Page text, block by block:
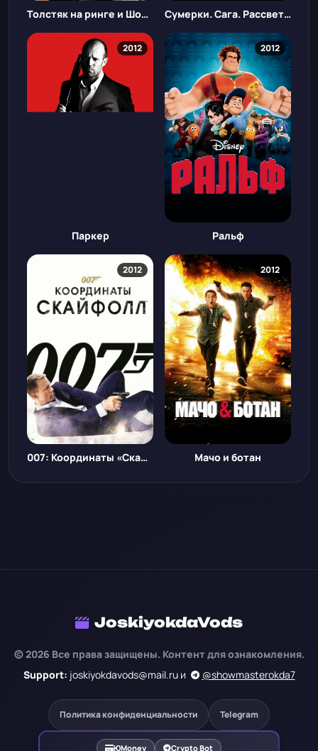
Толстяк на ринге и Шоу Трумана Сумерки. Сага. Рассвет: Часть 2
2012
Паркер
2012
Ральф
2012
007: Координаты «Скайфолл»
2012
Мачо и ботан
JoskiyokdaVods
© 2026 Все права защищены. Контент для ознакомления.
Support: joskiyokdavods@mail.ru и @showmasterokda7
Политика конфиденциальности Telegram
ЮMoney Crypto Bot